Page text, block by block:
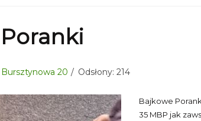
Bursztynowa 20 Odsłony: 214
Bajkowe
35 MBP jak